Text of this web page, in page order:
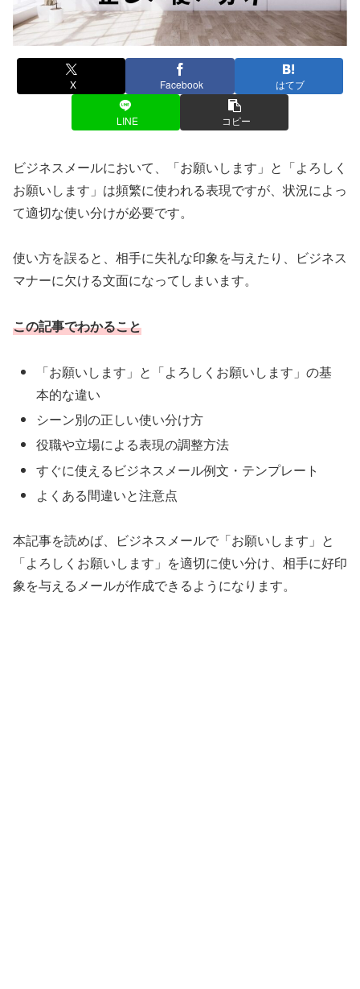
X Facebook はてブ
LINE コピー
ビジネスメールにおいて、「お願いします」と「よろしく
お願いします」は頻繁に使われる表現ですが、状況によっ
て適切な使い分けが必要です。
使い方を誤ると、相手に失礼な印象を与えたり、ビジネス
マナーに欠ける文面になってしまいます。
この記事でわかること
「お願いします」と「よろしくお願いします」の基
本的な違い
シーン別の正しい使い分け方
役職や立場による表現の調整方法
すぐに使えるビジネスメール例文・テンプレート
よくある間違いと注意点
本記事を読めば、ビジネスメールで「お願いします」と
「よろしくお願いします」を適切に使い分け、相手に好印
象を与えるメールが作成できるようになります。